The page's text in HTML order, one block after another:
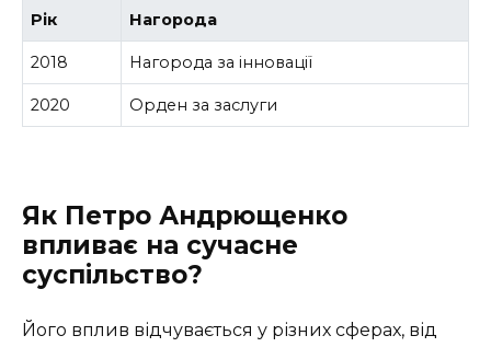
Рік Нагорода
2018 Нагорода за інновації
2020 Орден за заслуги
Як Петро Андрющенко
впливає на сучасне
суспільство?
Його вплив відчувається у різних сферах, від